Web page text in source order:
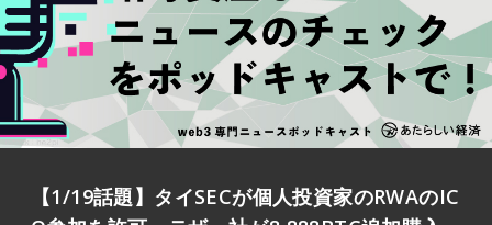
【1/19話題】タイSECが個人投資家のRWAのIC